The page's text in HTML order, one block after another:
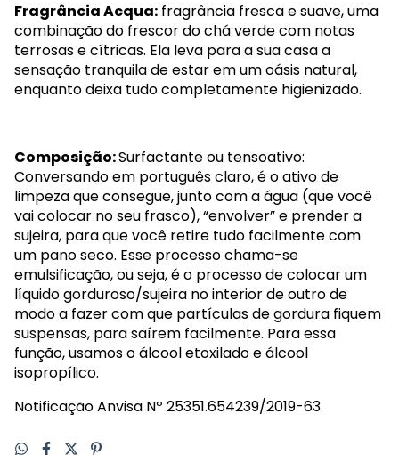
Fragrância Acqua: fragrância fresca e suave, uma
combinação do frescor do chá verde com notas
terrosas e cítricas. Ela leva para a sua casa a
sensação tranquila de estar em um oásis natural,
enquanto deixa tudo completamente higienizado.
Composição:Surfactante ou tensoativo:
Conversando em português claro, é o ativo de
limpeza que consegue, junto com a água (que você
vai colocar no seu frasco), “envolver” e prender a
sujeira, para que você retire tudo facilmente com
um pano seco. Esse processo chama-se
emulsificação, ou seja, é o processo de colocar um
líquido gorduroso/sujeira no interior de outro de
modo a fazer com que partículas de gordura fiquem
suspensas, para saírem facilmente. Para essa
função, usamos o álcool etoxilado e álcool
isopropílico.
Notificação Anvisa Nº 25351.654239/2019-63.